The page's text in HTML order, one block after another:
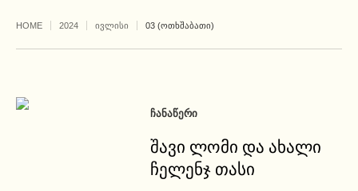
HOME 2024 ᲘᲕᲚᲘᲡᲘ 03 (ᲝᲗᲮᲨᲐᲑᲐᲗᲘ)
ᲩᲐᲜᲐᲬᲔᲠᲘ
შავი ლომი და ახალი
ჩელენჯ თასი